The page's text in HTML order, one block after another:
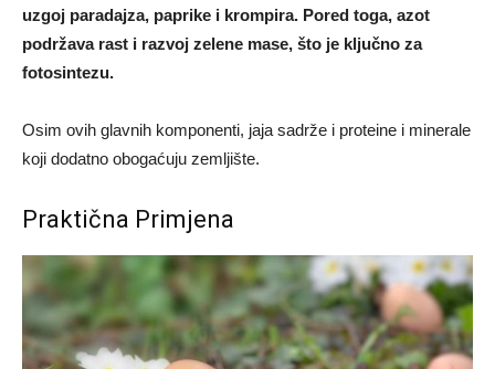
uzgoj paradajza, paprike i krompira. Pored toga, azot
podržava rast i razvoj zelene mase, što je ključno za
fotosintezu.
Osim ovih glavnih komponenti, jaja sadrže i proteine i minerale
koji dodatno obogaćuju zemljište.
Praktična Primjena